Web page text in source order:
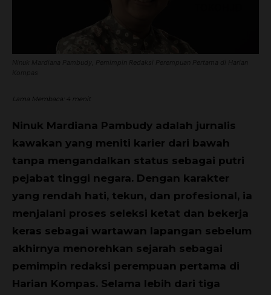
Lama Membaca: 4 menit
Ninuk Mardiana Pambudy adalah jurnalis
kawakan yang meniti karier dari bawah
tanpa mengandalkan status sebagai putri
pejabat tinggi negara. Dengan karakter
yang rendah hati, tekun, dan profesional, ia
menjalani proses seleksi ketat dan bekerja
keras sebagai wartawan lapangan sebelum
akhirnya menorehkan sejarah sebagai
pemimpin redaksi perempuan pertama di
Harian Kompas. Selama lebih dari tiga